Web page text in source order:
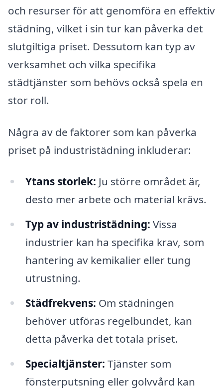
och resurser för att genomföra en effektiv
städning, vilket i sin tur kan påverka det
slutgiltiga priset. Dessutom kan typ av
verksamhet och vilka specifika
städtjänster som behövs också spela en
stor roll.
Några av de faktorer som kan påverka
priset på industristädning inkluderar:
Ytans storlek: Ju större området är,
desto mer arbete och material krävs.
Typ av industristädning: Vissa
industrier kan ha specifika krav, som
hantering av kemikalier eller tung
utrustning.
Städfrekvens: Om städningen
behöver utföras regelbundet, kan
detta påverka det totala priset.
Specialtjänster: Tjänster som
fönsterputsning eller golvvård kan